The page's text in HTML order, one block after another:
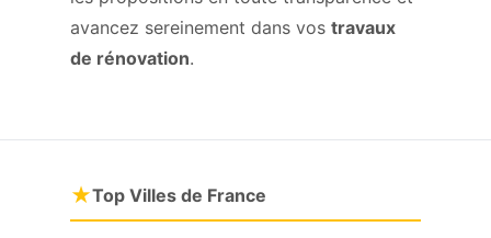
avancez sereinement dans vos travaux
de rénovation.
★Top Villes de France